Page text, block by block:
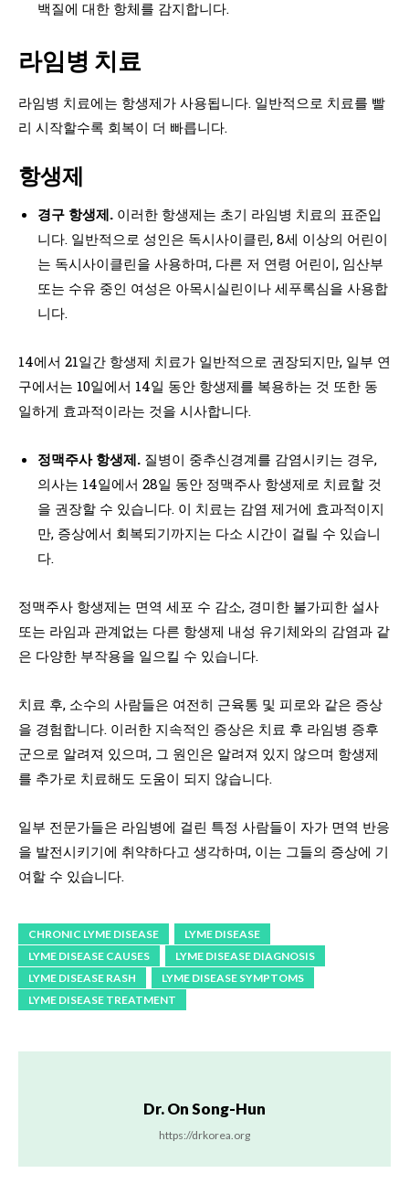
백질에 대한 항체를 감지합니다.
라임병 치료
라임병 치료에는 항생제가 사용됩니다. 일반적으로 치료를 빨
리 시작할수록 회복이 더 빠릅니다.
항생제
경구 항생제. 이러한 항생제는 초기 라임병 치료의 표준입
니다. 일반적으로 성인은 독시사이클린, 8세 이상의 어린이
는 독시사이클린을 사용하며, 다른 저 연령 어린이, 임산부
또는 수유 중인 여성은 아목시실린이나 세푸록심을 사용합
니다.
14에서 21일간 항생제 치료가 일반적으로 권장되지만, 일부 연
구에서는 10일에서 14일 동안 항생제를 복용하는 것 또한 동
일하게 효과적이라는 것을 시사합니다.
정맥주사 항생제. 질병이 중추신경계를 감염시키는 경우,
의사는 14일에서 28일 동안 정맥주사 항생제로 치료할 것
을 권장할 수 있습니다. 이 치료는 감염 제거에 효과적이지
만, 증상에서 회복되기까지는 다소 시간이 걸릴 수 있습니
다.
정맥주사 항생제는 면역 세포 수 감소, 경미한 불가피한 설사
또는 라임과 관계없는 다른 항생제 내성 유기체와의 감염과 같
은 다양한 부작용을 일으킬 수 있습니다.
치료 후, 소수의 사람들은 여전히 근육통 및 피로와 같은 증상
을 경험합니다. 이러한 지속적인 증상은 치료 후 라임병 증후
군으로 알려져 있으며, 그 원인은 알려져 있지 않으며 항생제
를 추가로 치료해도 도움이 되지 않습니다.
일부 전문가들은 라임병에 걸린 특정 사람들이 자가 면역 반응
을 발전시키기에 취약하다고 생각하며, 이는 그들의 증상에 기
여할 수 있습니다.
CHRONIC LYME DISEASE
LYME DISEASE
LYME DISEASE CAUSES
LYME DISEASE DIAGNOSIS
LYME DISEASE RASH
LYME DISEASE SYMPTOMS
LYME DISEASE TREATMENT
Dr. On Song-Hun
https://drkorea.org